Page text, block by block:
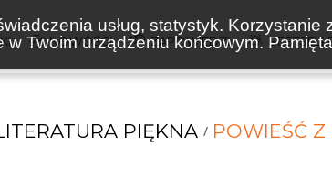
usług, statystyk.
Twoim urządzeniu końcowym.
NOWOŚCI ZAPOWIEDZI
PIĘKNA POWIEŚĆ Z